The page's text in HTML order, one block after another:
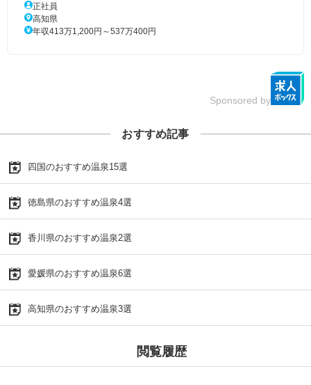
正社員
高知県
年収413万1,200円～537万400円
Sponsored by
おすすめ記事
四国のおすすめ温泉15選
徳島県のおすすめ温泉4選
香川県のおすすめ温泉2選
愛媛県のおすすめ温泉6選
高知県のおすすめ温泉3選
閲覧履歴